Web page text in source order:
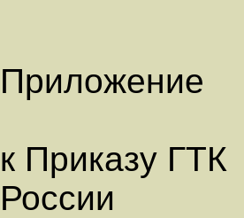
Приложение
к Приказу ГТК
России